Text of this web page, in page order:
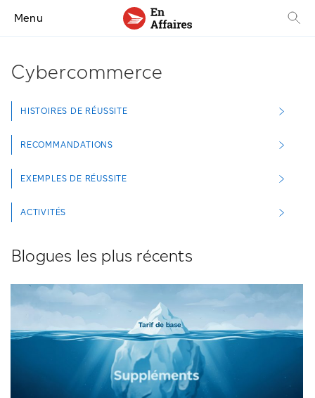
Menu
Cybercommerce
HISTOIRES DE RÉUSSITE
RECOMMANDATIONS
EXEMPLES DE RÉUSSITE
ACTIVITÉS
Blogues les plus récents